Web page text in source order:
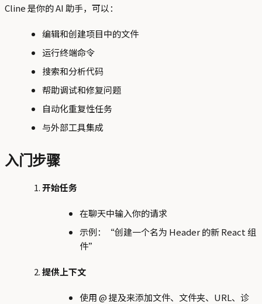
Cline 是你的 AI 助手，可以：
编辑和创建项目中的文件
运行终端命令
搜索和分析代码
帮助调试和修复问题
自动化重复性任务
与外部工具集成
入门步骤
开始任务
在聊天中输入你的请求
示例：“创建一个名为 Header 的新 React 组
件”
提供上下文
使用 @ 提及来添加文件、文件夹、URL、诊